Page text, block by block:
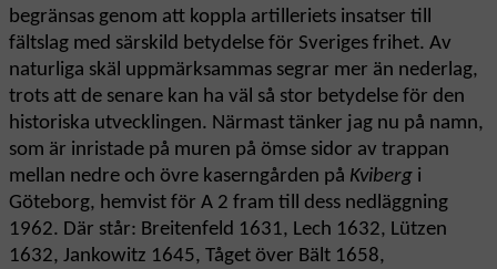
begränsas genom att koppla artilleriets insatser till
fältslag med särskild betydelse för Sveriges frihet. Av
naturliga skäl uppmärksammas segrar mer än nederlag,
trots att de senare kan ha väl så stor betydelse för den
historiska utvecklingen. Närmast tänker jag nu på namn,
som är inristade på muren på ömse sidor av trappan
mellan nedre och övre kaserngården på Kviberg i
Göteborg, hemvist för A 2 fram till dess nedläggning
1962. Där står: Breitenfeld 1631, Lech 1632, Lützen
1632, Jankowitz 1645, Tåget över Bält 1658,